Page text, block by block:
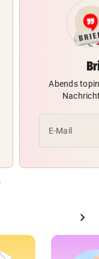
Abends
E-Mail
chevron_right